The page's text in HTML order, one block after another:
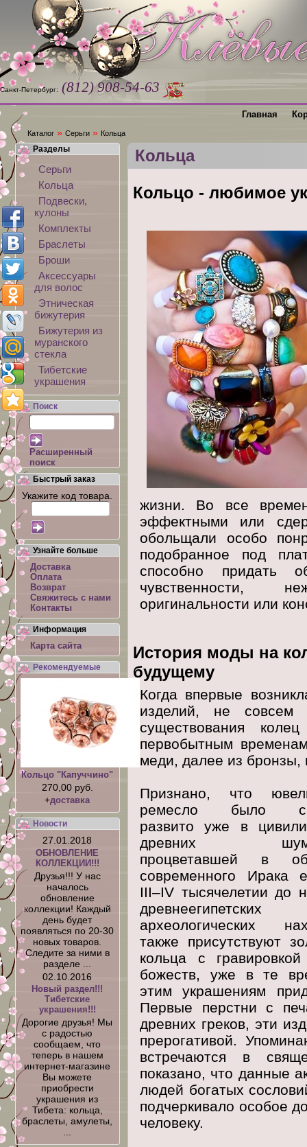
Санкт-Петербург: (812) 908-54-63
Главная
Каталог » Серьги » Кольца
Кольца
Кольцо - любимое
жизни. Во все
эффектными или
обольщали особо
подобранное под
способно придать
чувственности,
оригинальности или
История моды на
будущему
Когда впервые
изделий, не совсем
существования
первобытным
меди, далее из бронзы,
Признано, что
ремесло было
развито уже в
древних
процветавшей в
современного Ирака
III–IV тысячелетии до
древнеегипетских
археологических
также присутствуют
кольца с
божеств, уже в те
этим украшениям
Первые перстни с
древних греков, эти
прерогативой.
встречаются в
показано, что данные
людей богатых
подчеркивало особое
человеку.
Разделы
Серьги
Кольца
Подвески,
кулоны
Комплекты
Браслеты
Броши
Аксессуары
для волос
Этническая
бижутерия
Бижутерия из
муранского
стекла
Тибетские
украшения
Поиск
Расширенный
поиск
Быстрый заказ
Укажите код товара.
Узнайте больше
Доставка
Оплата
Возврат
Свяжитесь с нами
Контакты
Информация
Карта сайта
Рекомендуемые
Кольцо "Капуччино"
270,00 руб.
+доставка
Новости
27.01.2018
ОБНОВЛЕНИЕ
КОЛЛЕКЦИИ!!!
Друзья!!! У нас
началось
обновление
коллекции! Каждый
день будет
появляться по 20-30
новых товаров.
Следите за ними в
разделе ...
02.10.2016
Новый раздел!!!
Тибетские
украшения!!!
Дорогие друзья! Мы
с радостью
сообщаем, что
теперь в нашем
интернет-магазине
Вы можете
приобрести
украшения из
Тибета: кольца,
браслеты, амулеты,